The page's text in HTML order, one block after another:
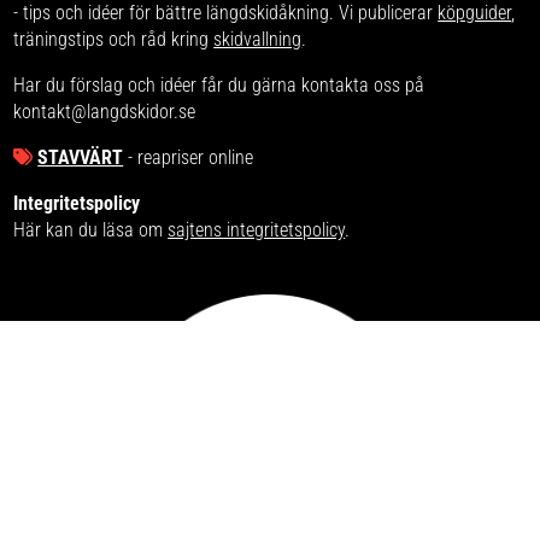
- tips och idéer för bättre längdskidåkning. Vi publicerar köpguider,
träningstips och råd kring skidvallning.
Har du förslag och idéer får du gärna kontakta oss på
kontakt@langdskidor.se
STAVVÄRT - reapriser online
Integritetspolicy
Här kan du läsa om sajtens integritetspolicy.